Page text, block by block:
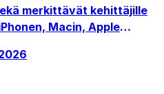
merkittävät kehittäjille
Macin, Apple